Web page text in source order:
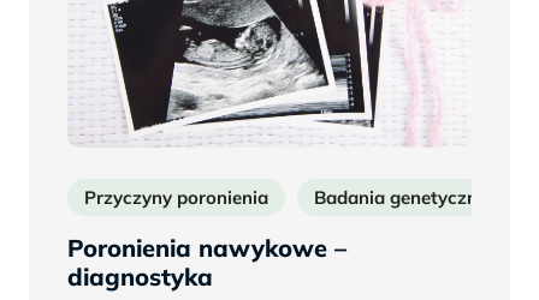
Przyczyny poronienia Badania genetyczne po
Poronienia nawykowe –
diagnostyka